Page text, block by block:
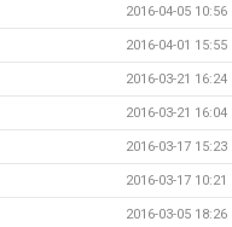
2016-04-05 10:56
2016-04-01 15:55
2016-03-21 16:24
2016-03-21 16:04
2016-03-17 15:23
2016-03-17 10:21
2016-03-05 18:26